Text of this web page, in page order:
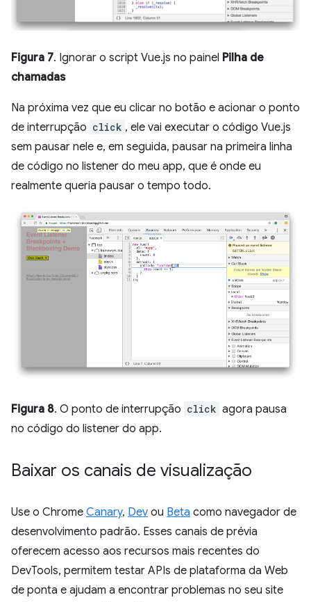
Figura 7. Ignorar o script Vue.js no painel Pilha de
chamadas
Na próxima vez que eu clicar no botão e acionar o ponto
de interrupção click , ele vai executar o código Vue.js
sem pausar nele e, em seguida, pausar na primeira linha
de código no listener do meu app, que é onde eu
realmente queria pausar o tempo todo.
Figura 8. O ponto de interrupção click agora pausa
no código do listener do app.
Baixar os canais de visualização
Use o Chrome Canary, Dev ou Beta como navegador de
desenvolvimento padrão. Esses canais de prévia
oferecem acesso aos recursos mais recentes do
DevTools, permitem testar APIs de plataforma da Web
de ponta e ajudam a encontrar problemas no seu site